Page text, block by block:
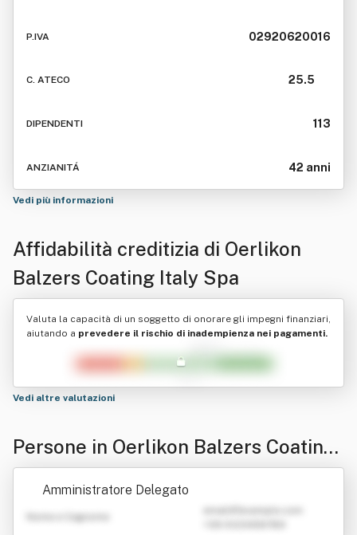
P.IVA 02920620016
C. ATECO 25.5
DIPENDENTI 113
ANZIANITÁ 42 anni
Vedi più informazioni
Affidabilità creditizia di Oerlikon
Balzers Coating Italy Spa
Valuta la capacità di un soggetto di onorare gli impegni finanziari,
aiutando a prevedere il rischio di inadempienza nei pagamenti.
Vedi altre valutazioni
Persone in Oerlikon Balzers Coating
Italy Spa
Amministratore Delegato
Nome e Cognome